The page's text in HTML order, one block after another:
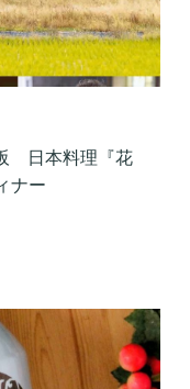
日本料理『花
ナー